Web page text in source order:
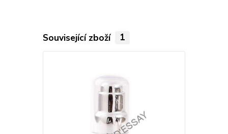
Související zboží 1